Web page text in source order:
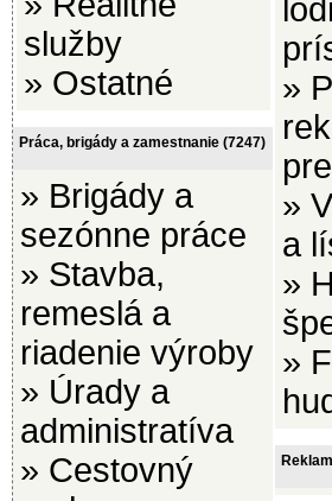
služby
» Ostatné
Práca, brigády a zamestnanie (7247)
» Brigády a
sezónne práce
» Stavba,
remeslá a
riadenie výroby
» Úrady a
administratíva
» Cestovný
»
»
a
»
»